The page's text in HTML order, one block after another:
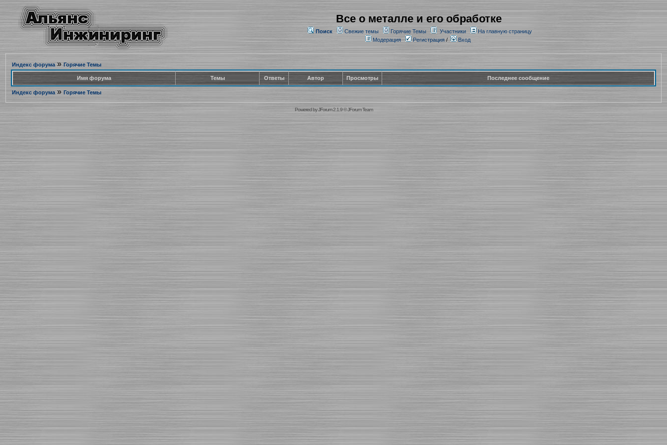
Все о металле и его обработке
Поиск Свежие темы Горячие Темы Участники
На главную страницу
Модерация
Регистрация/ Вход
Индекс форума» Горячие Темы
Имя форума Темы Ответы Автор Просмотры Последнее сообщение
Индекс форума» Горячие Темы
Powered byJForum 2.1.9©JForum Team